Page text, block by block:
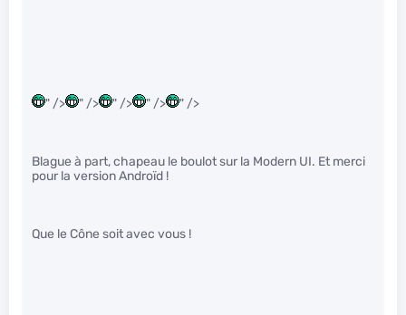
" /> " /> " /> " /> " />
Blague à part, chapeau le boulot sur la Modern UI. Et merci
pour la version Androïd !
Que le Cône soit avec vous !